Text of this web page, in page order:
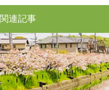
関連記事